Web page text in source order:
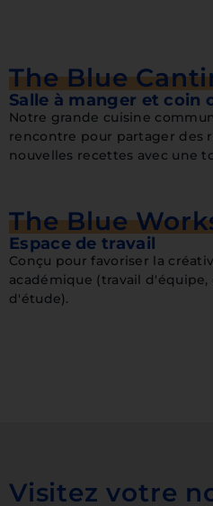
The Blue
Salle à manger et coin
Notre grande cuisine
rencontre pour partager des
nouvelles recettes avec une
The Blue
Espace de travail
Conçu pour favoriser la
académique (travail
d'étude).
Visitez votre